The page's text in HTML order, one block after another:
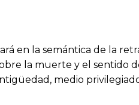
en la semántica de la
la muerte y el sentido
medio